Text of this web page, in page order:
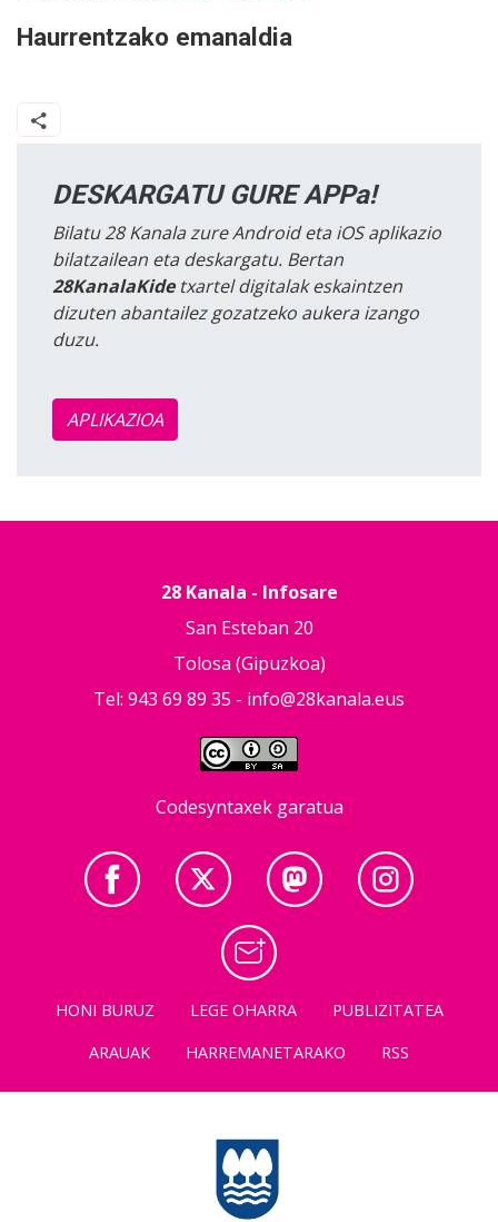
Haurrentzako emanaldia
DESKARGATU GURE APPa!
Bilatu 28 Kanala zure Android eta iOS aplikazio
bilatzailean eta deskargatu. Bertan
28KanalaKidetxartel digitalak eskaintzen
dizuten abantailez gozatzeko aukera izango
duzu.
APLIKAZIOA
28 Kanala - Infosare
San Esteban 20
Tolosa (Gipuzkoa)
Tel: 943 69 89 35 - info@28kanala.eus
Codesyntaxek garatua
HONI BURUZ LEGE OHARRA
PUBLIZITATEA
ARAUAK
HARREMANETARAKO RSS